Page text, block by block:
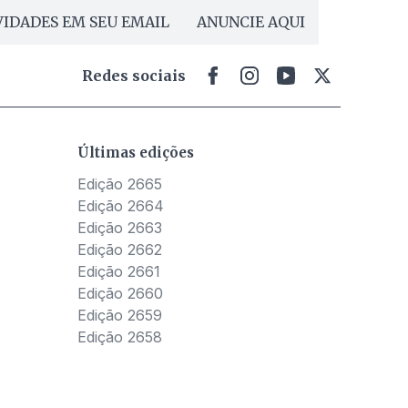
EM SEU EMAIL ANUNCIE AQUI
Redes sociais
Últimas edições
Edição 2665
Edição 2664
Edição 2663
Edição 2662
Edição 2661
Edição 2660
Edição 2659
Edição 2658